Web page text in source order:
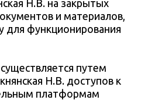
Н.В. на закрытых
и материалов,
функционирования
путем
Н.В. доступов к
платформам